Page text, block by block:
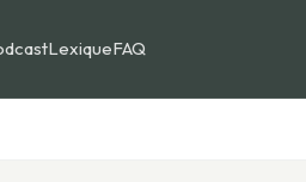
LexiqueFAQ